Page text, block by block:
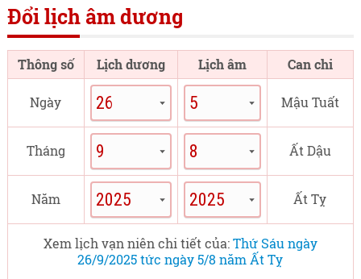
Đổi lịch âm dương
Thông số Lịch dương Lịch âm Can chi
Ngày Mậu Tuất
Tháng Ất Dậu
Năm Ất Tỵ
Xem lịch vạn niên chi tiết của:Thứ Sáu ngày
26/9/2025 tức ngày 5/8 năm Ất Tỵ